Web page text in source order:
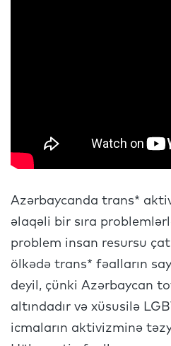
Azərbaycanda trans*
əlaqəli bir sıra
problem insan resursu
ölkədə trans* fəalların
deyil, çünki Azərbaycan
altındadır və xüsusilə
icmaların aktivizminə